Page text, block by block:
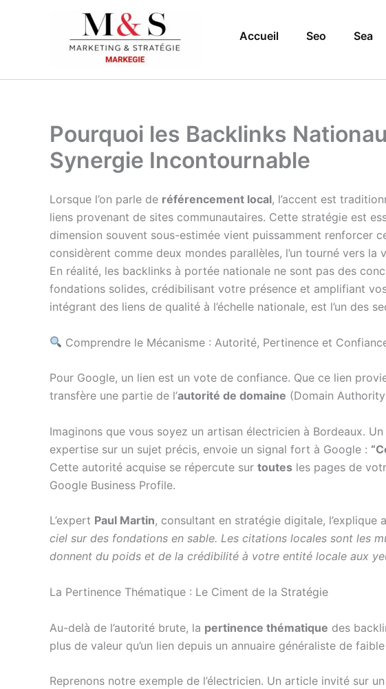
Accueil Seo Sea
Pourquoi les Backlinks
Synergie Incontournable
Lorsque l’on parle de référencement local, l’accent est
liens provenant de sites communautaires. Cette stratégie est
dimension souvent sous-estimée vient puissamment renforcer
considèrent comme deux mondes parallèles, l’un tourné vers
En réalité, les backlinks à portée nationale ne sont pas des
fondations solides, crédibilisant votre présence et amplifiant
intégrant des liens de qualité à l’échelle nationale, est l’un des
Comprendre le Mécanisme : Autorité, Pertinence et
Pour Google, un lien est un vote de confiance. Que ce lien
transfère une partie de l’autorité de domaine (Domain
Imaginons que vous soyez un artisan électricien à Bordeaux.
expertise sur un sujet précis, envoie un signal fort à Google :
Cette autorité acquise se répercute sur toutes les pages de
Google Business Profile.
L’expert Paul Martin, consultant en stratégie digitale, l’explique
ciel sur des fondations en sable. Les citations locales sont les
donnent du poids et de la crédibilité à votre entité locale aux
La Pertinence Thématique : Le Ciment de la Stratégie
Au-delà de l’autorité brute, la pertinence thématique des
plus de valeur qu’un lien depuis un annuaire généraliste de
Reprenons notre exemple de l’électricien. Un article invité sur